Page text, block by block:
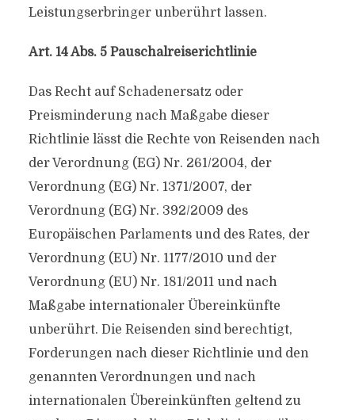
Leistungserbringer unberührt lassen.
Art. 14 Abs. 5 Pauschalreiserichtlinie
Das Recht auf Schadenersatz oder
Preisminderung nach Maßgabe dieser
Richtlinie lässt die Rechte von Reisenden nach
der Verordnung (EG) Nr. 261/2004, der
Verordnung (EG) Nr. 1371/2007, der
Verordnung (EG) Nr. 392/2009 des
Europäischen Parlaments und des Rates, der
Verordnung (EU) Nr. 1177/2010 und der
Verordnung (EU) Nr. 181/2011 und nach
Maßgabe internationaler Übereinkünfte
unberührt. Die Reisenden sind berechtigt,
Forderungen nach dieser Richtlinie und den
genannten Verordnungen und nach
internationalen Übereinkünften geltend zu